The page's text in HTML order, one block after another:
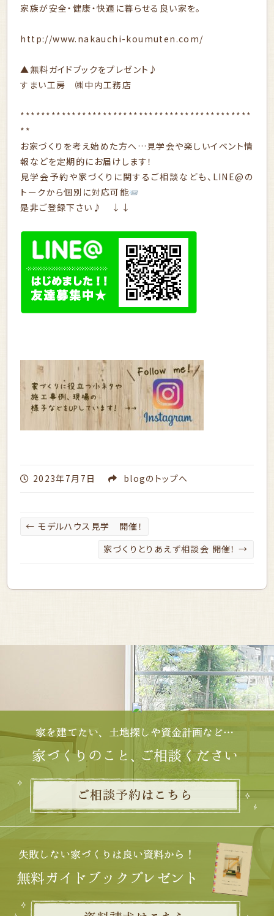
家族が安全・健康・快適に暮らせる良い家を。
http://www.nakauchi-koumuten.com/
▲無料ガイドブックをプレゼント♪
すまい工房 ㈱中内工務店
*********************************************
**
お家づくりを考え始めた方へ…見学会や楽しいイベント情
報などを定期的にお届けします！
見学会予約や家づくりに関するご相談なども、LINE@の
トークから個別に対応可能
是非ご登録下さい♪ ↓↓
2023年7月7日 blogのトップへ
← モデルハウス見学 開催！
家づくりとりあえず相談会 開催！→